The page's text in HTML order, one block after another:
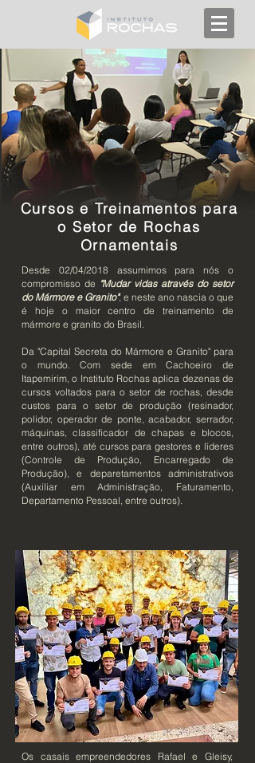
Cursos e Treinamentos para
o Setor de Rochas
Ornamentais
Desde 02/04/2018 assumimos para nós o
compromisso de "Mudar vidas através do setor
do Mármore e Granito", e neste ano nascia o que
é hoje o maior centro de treinamento de
mármore e granito do Brasil.
Da "Capital Secreta do Mármore e Granito" para
o mundo. Com sede em Cachoeiro de
Itapemirim, o Instituto Rochas aplica dezenas de
cursos voltados para o setor de rochas, desde
custos para o setor de produção (resinador,
polidor, operador de ponte, acabador, serrador,
máquinas, classificador de chapas e blocos,
entre outros), até cursos para gestores e líderes
(Controle de Produção, Encarregado de
Produção), e deparetamentos administrativos
(Auxiliar em Administração, Faturamento,
Departamento Pessoal, entre outros).
Os casais empreendedores Rafael e Gleisy,